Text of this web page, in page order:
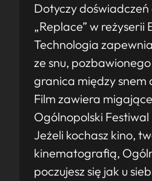
Dotyczy doświadczeń
„Replace” w
Technologia
ze snu,
granica między snem
Film zawiera
Ogólnopolski
Jeżeli kochasz kino,
kinematografią,
poczujesz się jak u